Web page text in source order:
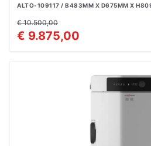
ALTO-109117 / B483MM X D675MM X
€ 10.500,00
€ 9.875,00